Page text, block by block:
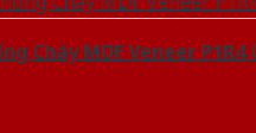
Cháy MDF Veneer P1R4